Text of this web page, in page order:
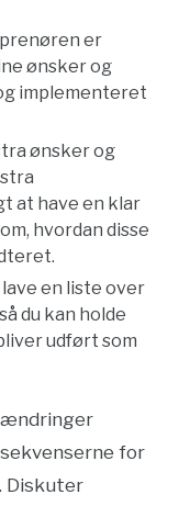
er
ønsker og
implementeret
ønsker og
at have en klar
hvordan disse
en liste over
du kan holde
udført som
ændringer
for
Diskuter